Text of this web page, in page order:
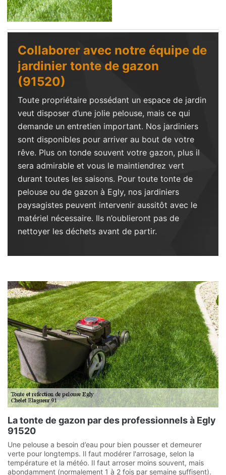
Collaborer avec notre équipe de
jardinier tonte de gazon
(91520)
Toute propriétaire possédant un espace de jardin
veut disposer d’une jolie pelouse, mais ce qui
demande un entretien important. Nos jardiniers
sont disponibles pour arriver au bout de votre
rêve. Plus on tonde souvent votre gazon, plus il
sera admirable et vous le maintiendrez vert
durant toutes les saisons. Pour toute tonte de
pelouse ou de gazon à Egly, nos jardiniers
paysagistes peuvent intervenir aussitôt avec le
matériel nécessaire. Ils n’oublieront pas de
nettoyer les déchets avant de partir.
La tonte de gazon par des professionnels à Egly
91520
Une pelouse a besoin d’eau pour bien pousser et demeurer
verte pour longtemps. Il faut modérer l'arrosage, selon la
température et la météo. Il faut arroser moins souvent, mais
abondamment (normalement 1 à 2 fois par semaine suffisent).